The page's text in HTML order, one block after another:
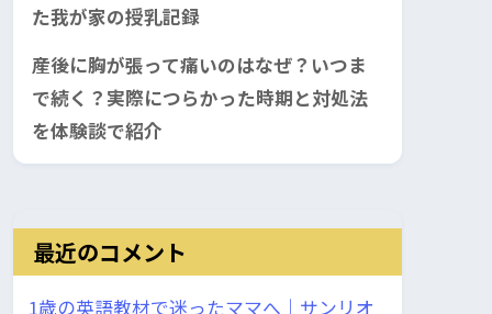
た我が家の授乳記録
産後に胸が張って痛いのはなぜ？いつま
で続く？実際につらかった時期と対処法
を体験談で紹介
最近のコメント
1歳の英語教材で迷ったママへ｜サンリオ